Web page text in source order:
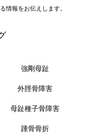
情報をお伝えします。
強剛母趾
外脛骨障害
母趾種子骨障害
踵骨骨折